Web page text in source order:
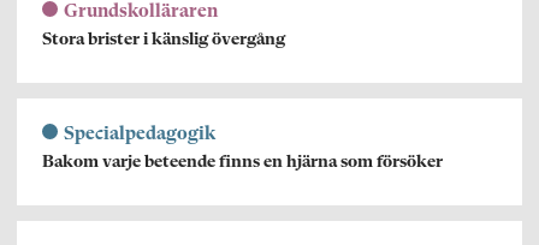
Grundskolläraren
Stora brister i känslig övergång
Specialpedagogik
Bakom varje beteende finns en hjärna som försöker